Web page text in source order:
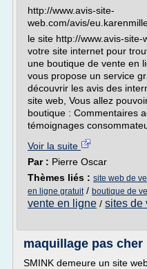
http://www.avis-site-
web.com/avis/
le site http://www.avis-site-
votre site internet pour
une boutique de vente en
vous propose un service
découvrir les avis des
site web, Vous allez
boutique : Commentaires
témoignages
Voir la suite
Par : Pierre Oscar
Thèmes liés : site web de
en ligne gratuit/ boutique de
vente en ligne / sites de
maquillage pas cher
SMINK demeure un site